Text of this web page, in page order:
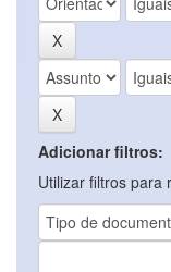
Adicionar filtros:
Utilizar filtros para